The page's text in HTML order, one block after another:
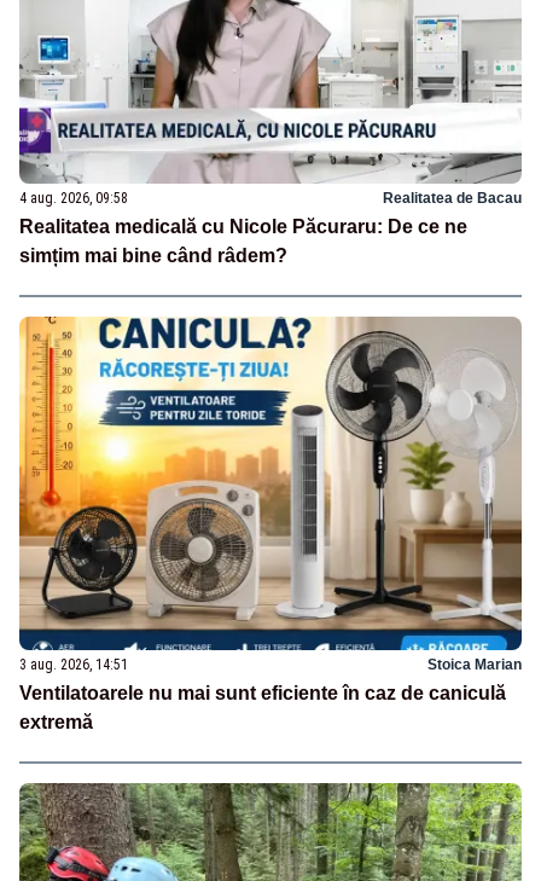
4 aug. 2026, 09:58 Realitatea de Bacau
Realitatea medicală cu Nicole Păcuraru: De ce ne
simțim mai bine când râdem?
3 aug. 2026, 14:51 Stoica Marian
Ventilatoarele nu mai sunt eficiente în caz de caniculă
extremă